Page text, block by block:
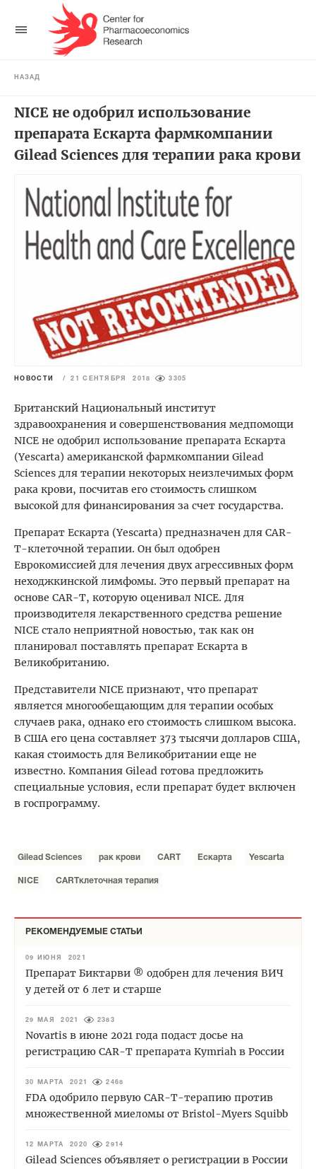
НАЗАД
NICE не одобрил использование
препарата Ескарта фармкомпании
Gilead Sciences для терапии рака крови
НОВОСТИ / 21 СЕНТЯБРЯ 2018 3305
Британский Национальный институт
здравоохранения и совершенствования медпомощи
NICE не одобрил использование препарата Ескарта
(Yescarta) американской фармкомпании Gilead
Sciences для терапии некоторых неизлечимых форм
рака крови, посчитав его стоимость слишком
высокой для финансирования за счет государства.
Препарат Ескарта (Yescarta) предназначен для CAR-
T-клеточной терапии. Он был одобрен
Еврокомиссией для лечения двух агрессивных форм
неходжкинской лимфомы. Это первый препарат на
основе CAR-T, которую оценивал NICE. Для
производителя лекарственного средства решение
NICE стало неприятной новостью, так как он
планировал поставлять препарат Ескарта в
Великобританию.
Представители NICE признают, что препарат
является многообещающим для терапии особых
случаев рака, однако его стоимость слишком высока.
В США его цена составляет 373 тысячи долларов США,
какая стоимость для Великобритании еще не
известно. Компания Gilead готова предложить
специальные условия, если препарат будет включен
в госпрограмму.
Gilead Sciences рак крови CART Ескарта Yescarta
NICЕ CARTклеточная терапия
РЕКОМЕНДУЕМЫЕ СТАТЬИ
09 ИЮНЯ 2021
Препарат Биктарви ® одобрен для лечения ВИЧ
у детей от 6 лет и старше
29 МАЯ 2021 2383
Novartis в июне 2021 года подаст досье на
регистрацию CAR-T препарата Kymriah в России
30 МАРТА 2021 2468
FDA одобрило первую CAR-T-терапию против
множественной миеломы от Bristol-Myers Squibb
12 МАРТА 2020 2914
Gilead Sciences объявляет о регистрации в России